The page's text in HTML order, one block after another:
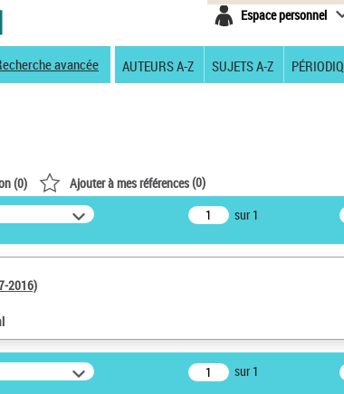
Espace personnel
avancée AUTEURS A-Z SUJETS A-Z
(0) Ajouter à mes références(0)
sur 1
2016)
sur 1